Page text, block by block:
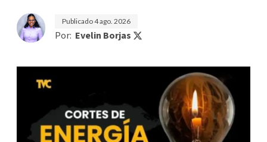
Publicado4 ago. 2026
Por: Evelin Borjas